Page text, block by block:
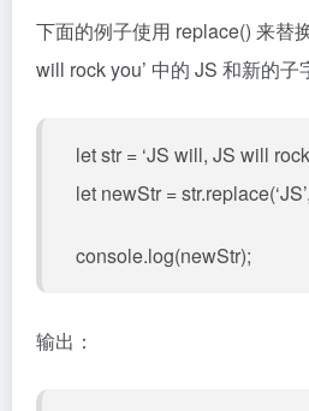
下面的例子使用 replace() 来替
will rock you’ 中的 JS 和新的子
let str = ‘JS will, JS will
let newStr =
console.log(newStr);
输出：